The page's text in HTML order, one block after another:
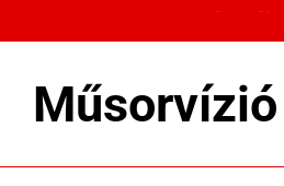
Sok
Sárgul
Sok
Műsorvízió